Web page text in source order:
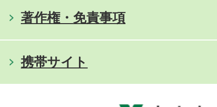
著作権・免責事項
携帯サイト